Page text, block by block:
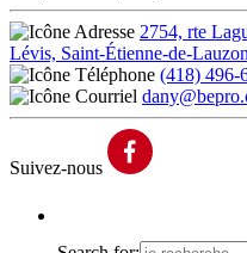
2754, rte
Lévis, Saint-Étienne-de-
(418) 496-
Suivez-nous